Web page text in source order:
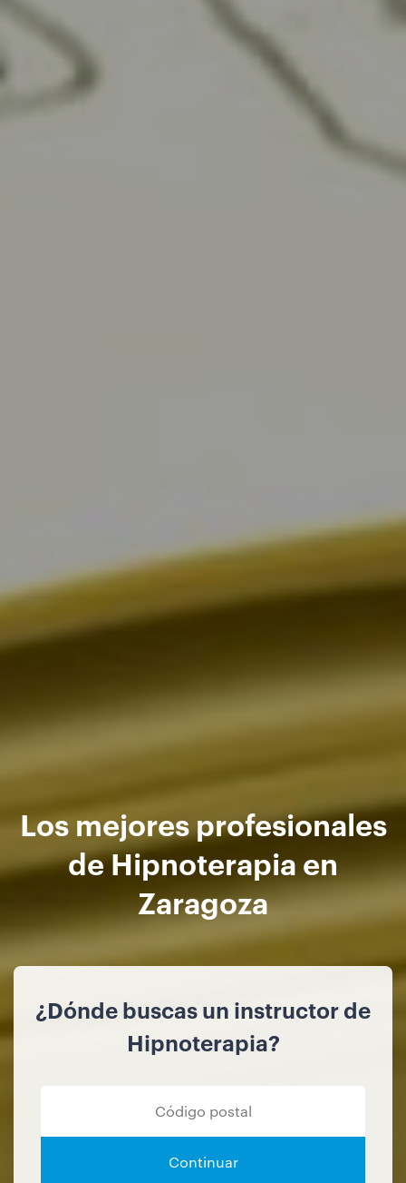
Los mejores profesionales
de Hipnoterapia en
Zaragoza
¿Dónde buscas un instructor de
Hipnoterapia?
Continuar